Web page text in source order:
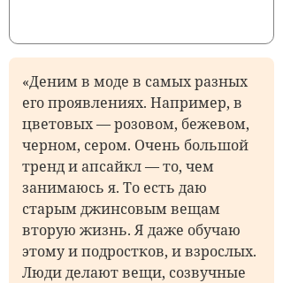
«Деним в моде в самых разных
его проявлениях. Например, в
цветовых — розовом, бежевом,
черном, сером. Очень большой
тренд и апсайкл — то, чем
занимаюсь я. То есть даю
старым джинсовым вещам
вторую жизнь. Я даже обу­чаю
этому и подростков, и взрос­лых.
Люди делают вещи, созвучные